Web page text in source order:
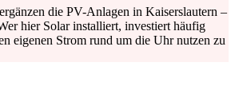
die PV-Anlagen in Kaiserslautern –
hier Solar installiert, investiert häufig
eigenen Strom rund um die Uhr nutzen zu